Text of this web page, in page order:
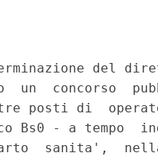
del
un  concorso
posti di
Bs0 - a tempo
sanita',